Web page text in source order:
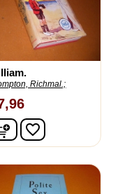
Richmal.;
In winkelwagen
favorite_border